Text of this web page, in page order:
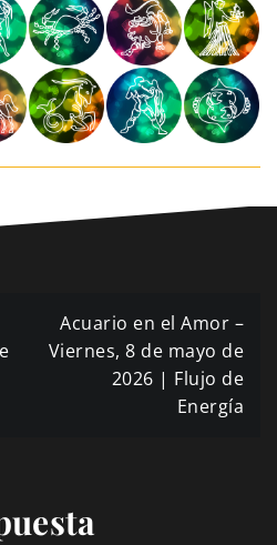
Acuario en el Amor –
Viernes, 8 de mayo de
2026 | Flujo de
Energía